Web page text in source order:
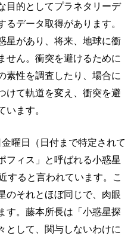
目的としてプラネタリーデ
るデータ取得があります。
星があり、将来、地球に衝
せん。衝突を避けるために
素性を調査したり、場合に
けて軌道を変え、衝突を避
います。
曜日（日付まで特定されて
フィス」と呼ばれる小惑星
すると言われています。こ
のそれとほぼ同じで、肉眼
す。藤本所長は「小惑星探
として、関与しないわけに